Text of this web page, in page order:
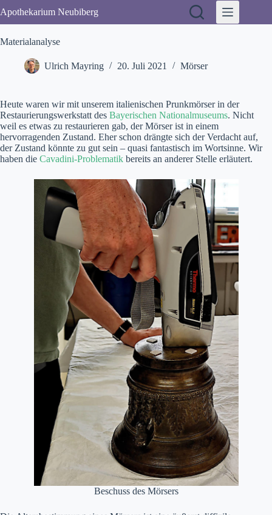
Inhalt
springen
Apothekarium Neubiberg
Materialanalyse
Ulrich Mayring 20. Juli 2021 Mörser
Heute waren wir mit unserem italienischen Prunkmörser in der
Restaurierungswerkstatt des Bayerischen Nationalmuseums. Nicht
weil es etwas zu restaurieren gab, der Mörser ist in einem
hervorragenden Zustand. Eher schon drängte sich der Verdacht auf,
der Zustand könnte zu gut sein – quasi fantastisch im Wortsinne. Wir
haben die Cavadini-Problematik bereits an anderer Stelle erläutert.
Beschuss des Mörsers